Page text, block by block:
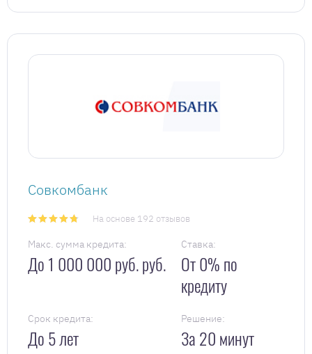
Совкомбанк
На основе 192 отзывов
Макс. сумма кредита:
До 1 000 000 руб. руб.
Ставка:
От 0% по
кредиту
Срок кредита:
До 5 лет
Решение:
За 20 минут